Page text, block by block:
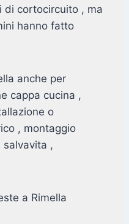
di cortocircuito , ma
hanno fatto
anche per
cappa cucina ,
o
, montaggio
salvavita ,
a Rimella